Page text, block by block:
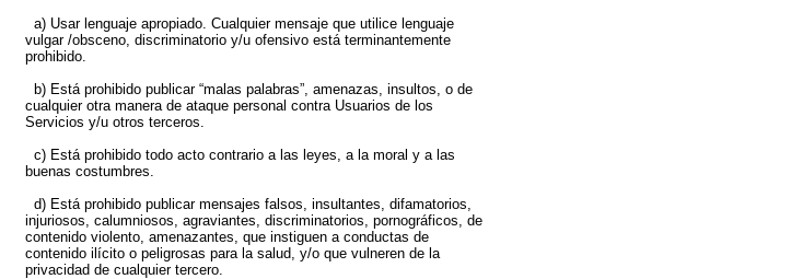
a) Usar lenguaje apropiado. Cualquier mensaje que utilice lenguaje
vulgar /obsceno, discriminatorio y/u ofensivo está terminantemente
prohibido.
b) Está prohibido publicar “malas palabras”, amenazas, insultos, o de
cualquier otra manera de ataque personal contra Usuarios de los
Servicios y/u otros terceros.
c) Está prohibido todo acto contrario a las leyes, a la moral y a las
buenas costumbres.
d) Está prohibido publicar mensajes falsos, insultantes, difamatorios,
injuriosos, calumniosos, agraviantes, discriminatorios, pornográficos, de
contenido violento, amenazantes, que instiguen a conductas de
contenido ilícito o peligrosas para la salud, y/o que vulneren de la
privacidad de cualquier tercero.